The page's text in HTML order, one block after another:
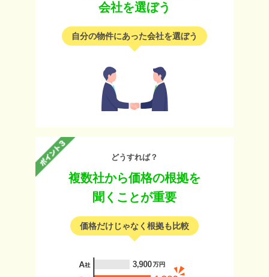
会社を選ぼう
自分の物件にあった会社を選ぼう
どうすれば？
複数社から価格の根拠を
聞くことが重要
価格だけじゃなく根拠も比較